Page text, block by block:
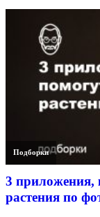
Подборки
3 приложения,
растения по